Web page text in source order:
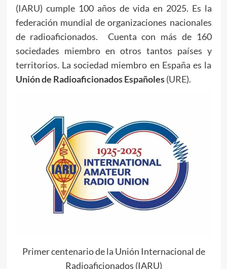
(IARU) cumple 100 años de vida en 2025. Es la
federación mundial de organizaciones nacionales
de radioaficionados. Cuenta con más de 160
sociedades miembro en otros tantos países y
territorios. La sociedad miembro en España es la
Unión de Radioaficionados Españoles(URE).
Primer centenario de la Unión Internacional de
Radioaficionados (IARU)